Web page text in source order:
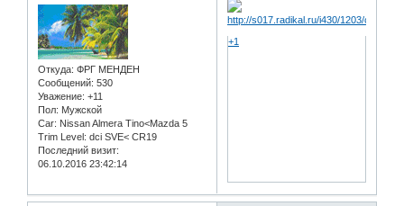
Откуда: ФРГ МЕНДЕН
Сообщений: 530
Уважение: +11
Пол: Мужской
Car: Nissan Almera Tino<Mazda 5
Trim Level: dci SVE< CR19
Последний визит:
06.10.2016 23:42:14
+1